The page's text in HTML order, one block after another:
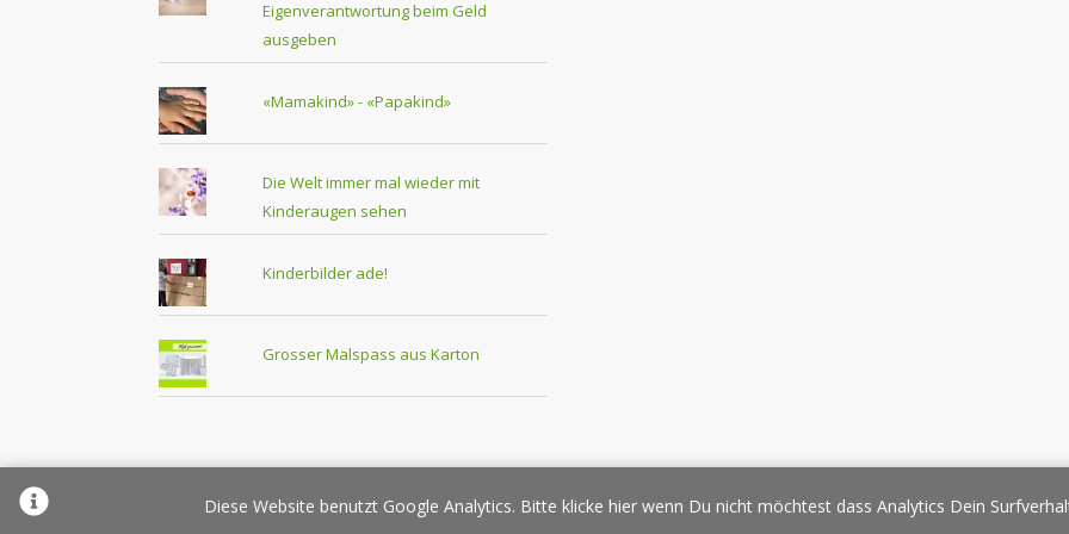
Eigenverantwortung beim Geld
ausgeben
«Mamakind» - «Papakind»
Die Welt immer mal wieder mit
Kinderaugen sehen
Kinderbilder ade!
Grosser Malspass aus Karton
Über Elternplanet Pressespiegel Werbung/Sponsoring Impressum Copyright
Diese Website benutzt Google Analytics. Bitte klicke hier wenn Du nicht möchtest dass Analytics Dein